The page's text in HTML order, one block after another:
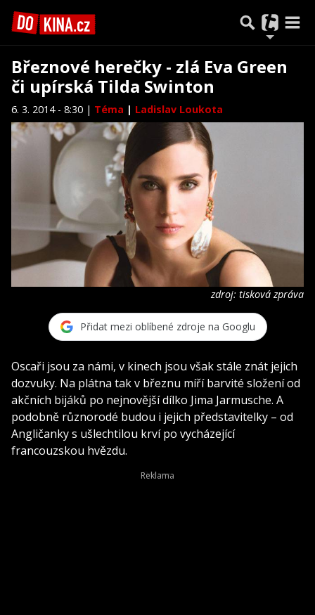
Březnové herečky - zlá Eva Green
či upírská Tilda Swinton
6. 3. 2014 - 8:30 | Téma | Ladislav Loukota
zdroj: tisková zpráva
Přidat mezi oblíbené zdroje na Googlu
Oscaři jsou za námi, v kinech jsou však stále znát jejich
dozvuky. Na plátna tak v březnu míří barvité složení od
akčních bijáků po nejnovější dílko Jima Jarmusche. A
podobně různorodé budou i jejich představitelky – od
Angličanky s ušlechtilou krví po vycházející
francouzskou hvězdu.